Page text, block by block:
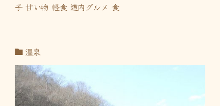
子 甘い物 軽食 道内グルメ 食
温泉